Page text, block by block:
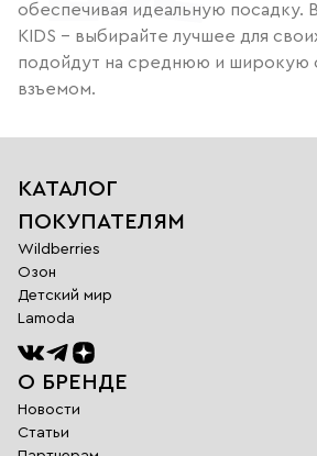
обеспечивая идеальную посадку.
KIDS – выбирайте лучшее для
подойдут на среднюю и широкую
взъемом.
КАТАЛОГ
ПОКУПАТЕЛЯМ
Wildberries
Озон
Детский мир
Lamoda
О БРЕНДЕ
Новости
Статьи